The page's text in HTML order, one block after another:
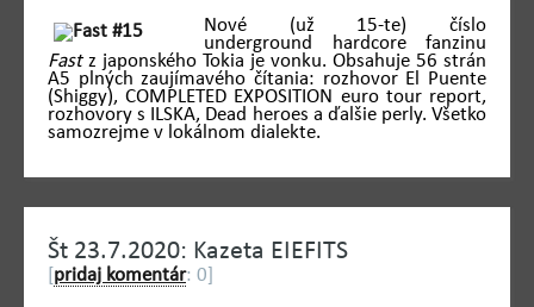
Nové (už 15-te) číslo
underground hardcore fanzinu
Fastz japonského Tokia je vonku. Obsahuje 56 strán
A5 plných zaujímavého čítania: rozhovor El Puente
(Shiggy), COMPLETED EXPOSITION euro tour report,
rozhovory s ILSKA, Dead heroes a ďalšie perly. Všetko
samozrejme v lokálnom dialekte.
Št 23.7.2020: Kazeta EIEFITS
pridaj komentár: 0]